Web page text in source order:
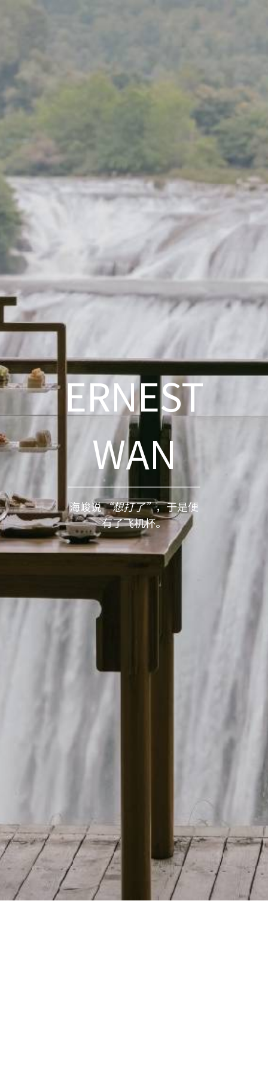
ERNEST
WAN
海峻说“想打了”，于是便
有了飞机杯。